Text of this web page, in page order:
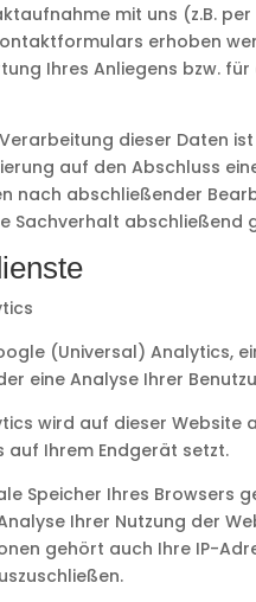
mit uns (z.B.
erhoben
Ihres Anliegens bzw.
dieser Daten
auf den Abschluss
nach abschließender
Sachverhalt abschließend
(Universal) Analytics,
eine Analyse Ihrer
wird auf dieser Website
auf Ihrem Endgerät setzt.
Speicher Ihres Browsers
Ihrer Nutzung der
gehört auch Ihre IP-